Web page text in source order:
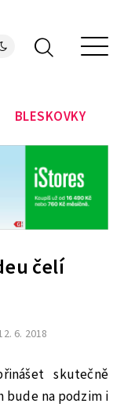
BLESKOVKY
čelí
6. 2018
skutečně
bude na podzim i